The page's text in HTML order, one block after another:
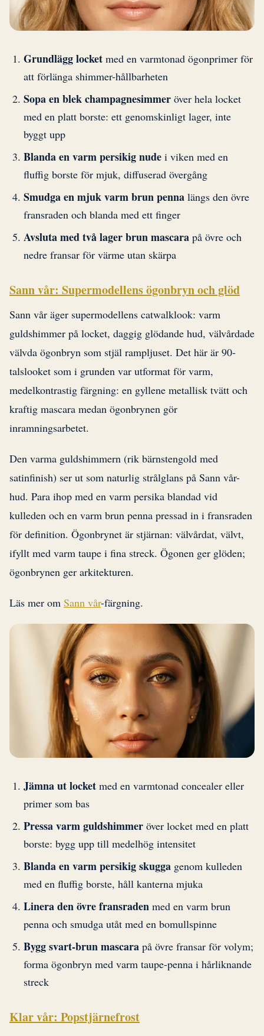
Grundlägg locket med en varmtonad ögonprimer för
att förlänga shimmer-hållbarheten
Sopa en blek champagnesimmer över hela locket
med en platt borste: ett genomskinligt lager, inte
byggt upp
Blanda en varm persikig nude i viken med en
fluffig borste för mjuk, diffuserad övergång
Smudga en mjuk varm brun penna längs den övre
fransraden och blanda med ett finger
Avsluta med två lager brun mascara på övre och
nedre fransar för värme utan skärpa
Sann vår: Supermodellens ögonbryn och glöd
Sann vår äger supermodellens catwalklook: varm
guldshimmer på locket, daggig glödande hud, välvårdade
välvda ögonbryn som stjäl rampljuset. Det här är 90-
talslooket som i grunden var utformat för varm,
medelkontrastig färgning: en gyllene metallisk tvätt och
kraftig mascara medan ögonbrynen gör
inramningsarbetet.
Den varma guldshimmern (rik bärnstengold med
satinfinish) ser ut som naturlig strålglans på Sann vår-
hud. Para ihop med en varm persika blandad vid
kulleden och en varm brun penna pressad in i fransraden
för definition. Ögonbrynet är stjärnan: välvårdat, välvt,
ifyllt med varm taupe i fina streck. Ögonen ger glöden;
ögonbrynen ger arkitekturen.
Läs mer om Sann vår-färgning.
Jämna ut locket med en varmtonad concealer eller
primer som bas
Pressa varm guldshimmer över locket med en platt
borste: bygg upp till medelhög intensitet
Blanda en varm persikig skugga genom kulleden
med en fluffig borste, håll kanterna mjuka
Linera den övre fransraden med en varm brun
penna och smudga utåt med en bomullspinne
Bygg svart-brun mascara på övre fransar för volym;
forma ögonbryn med varm taupe-penna i hårliknande
streck
Klar vår: Popstjärnefrost